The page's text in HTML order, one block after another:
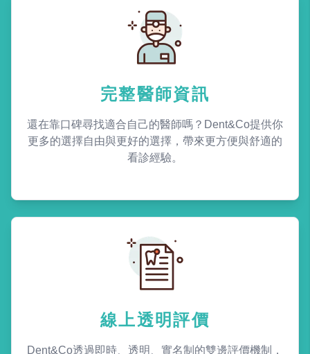
完整醫師資訊
還在靠口碑尋找適合自己的醫師嗎？Dent&Co提供你
更多的選擇自由與更好的選擇，帶來更方便與舒適的
看診經驗。
線上透明評價
Dent&Co透過即時、透明、實名制的雙邊評價機制，